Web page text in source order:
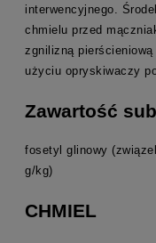
interwencyjnego.
chmielu przed
zgnilizną
użyciu opryskiwaczy
Zawartość
fosetyl glinowy
g/kg)
CHMIEL